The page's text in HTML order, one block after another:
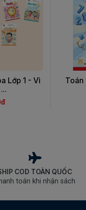
Lớp 1 - Vì
Toán
COD TOÀN QUỐC
toán khi nhận sách